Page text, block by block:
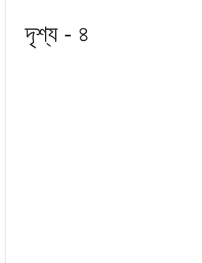
দৃশ্য - ৪